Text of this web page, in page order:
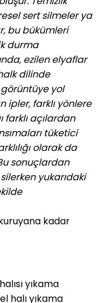
sert silmeler ya
bu bükümleri
durma
ezilen elyaflar
dilinde
görüntüye yol
ipler, farklı yönlere
farklı açılardan
tüketici
olarak da
sonuçlardan
silerken yukarıdaki
kadar
yıkama
halı yıkama